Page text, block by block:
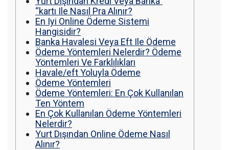
“kartı Ile Nasıl Pra Alınır?
En Iyi Online Ödeme Sistemi
Hangisidir?
Banka Havalesi Veya Eft Ile Ödeme
Ödeme Yöntemleri Nelerdir? Ödeme
Yöntemleri Ve Farklılıkları
Havale/eft Yoluyla Ödeme
Ödeme Yöntemleri
Ödeme Yöntemleri: En Çok Kullanılan
Ten Yöntem
En Çok Kullanılan Ödeme Yöntemleri
Nelerdir?
Yurt Dışından Online Ödeme Nasıl
Alınır?